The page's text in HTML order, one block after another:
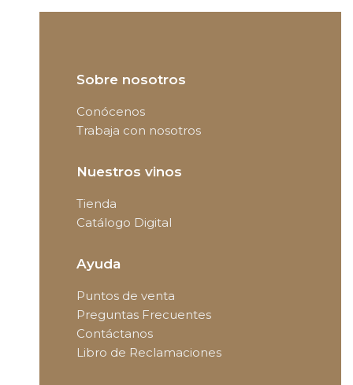
Sobre nosotros
Conócenos
Trabaja con nosotros
Nuestros vinos
Tienda
Catálogo Digital
Ayuda
Puntos de venta
Preguntas Frecuentes
Contáctanos
Libro de Reclamaciones